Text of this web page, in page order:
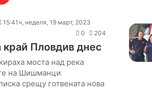
15:41ч, неделя, 19 март, 2023
0
204
край Пловдив днес
моста над река
на Шишманци
срещу готвената нова